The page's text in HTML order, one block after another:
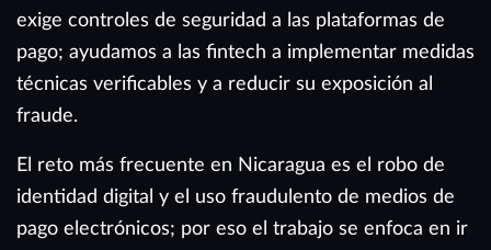
exige controles de seguridad a las plataformas de
pago; ayudamos a las fintech a implementar medidas
técnicas verificables y a reducir su exposición al
fraude.
El reto más frecuente en Nicaragua es el robo de
identidad digital y el uso fraudulento de medios de
pago electrónicos; por eso el trabajo se enfoca en ir